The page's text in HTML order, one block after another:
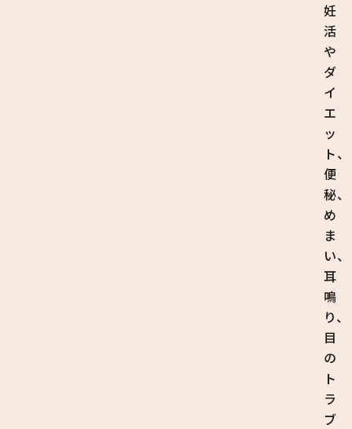
妊
活
や
ダ
イ
エ
ッ
ト、
便
秘、
め
ま
い、
耳
鳴
り、
目
の
ト
ラ
ブ